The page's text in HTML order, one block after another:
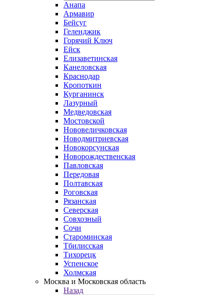
Анапа
Армавир
Бейсуг
Геленджик
Горячий Ключ
Ейск
Елизаветинская
Канеловская
Краснодар
Кропоткин
Курганинск
Лазурный
Медведовская
Мостовской
Нововеличковская
Новодмитриевская
Новокорсунская
Новорождественская
Павловская
Передовая
Полтавская
Роговская
Рязанская
Северская
Совхозный
Сочи
Староминская
Тбилисская
Тихорецк
Успенское
Холмская
Москва и Московская область
Назад